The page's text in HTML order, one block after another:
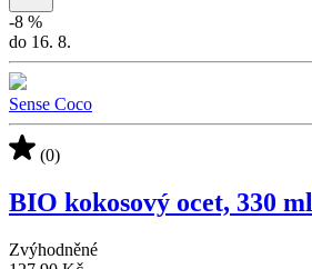
-8 %
do 16. 8.
Sense Coco
(0)
BIO kokosový ocet, 330 ml
Zvýhodněné